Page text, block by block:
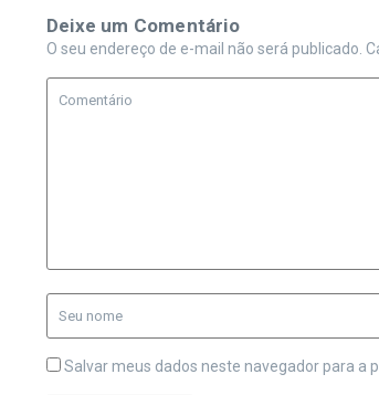
Deixe um Comentário
O seu endereço de e-mail não será publicado.
Salvar meus dados neste navegador para a